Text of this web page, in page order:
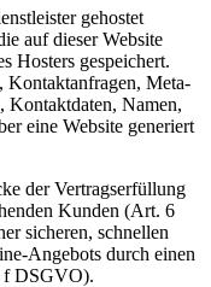
gehostet
auf dieser Website
Hosters gespeichert.
Kontaktanfragen, Meta-
Kontaktdaten, Namen,
eine Website generiert
der Vertragserfüllung
Kunden (Art. 6
sicheren, schnellen
Angebots durch einen
f DSGVO).